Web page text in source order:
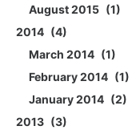
August 2015
1
2014
4
March 2014
1
February 2014
1
January 2014
2
2013
3